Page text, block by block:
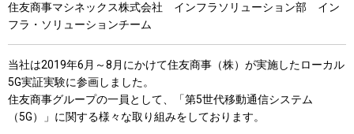
住友商事マシネックス株式会社 インフラソリューション部 イン
フラ・ソリューションチーム
当社は2019年6月～8月にかけて住友商事（株）が実施したローカル
5G実証実験に参画しました。
住友商事グループの一員として、「第5世代移動通信システム
（5G）」に関する様々な取り組みをしております。